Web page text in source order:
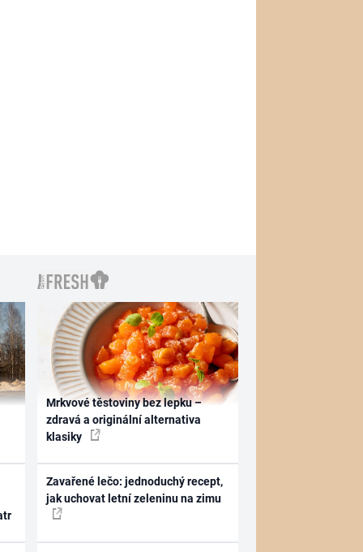
Mrkvové těstoviny bez lepku –
zdravá a originální alternativa
klasiky
Zavařené lečo: jednoduchý recept,
jak uchovat letní zeleninu na zimu